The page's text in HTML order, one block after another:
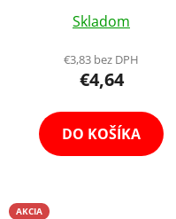
Strap Holder FPV Videá
Skladom
€3,83 bez DPH
€4,64
DO KOŠÍKA
AKCIA